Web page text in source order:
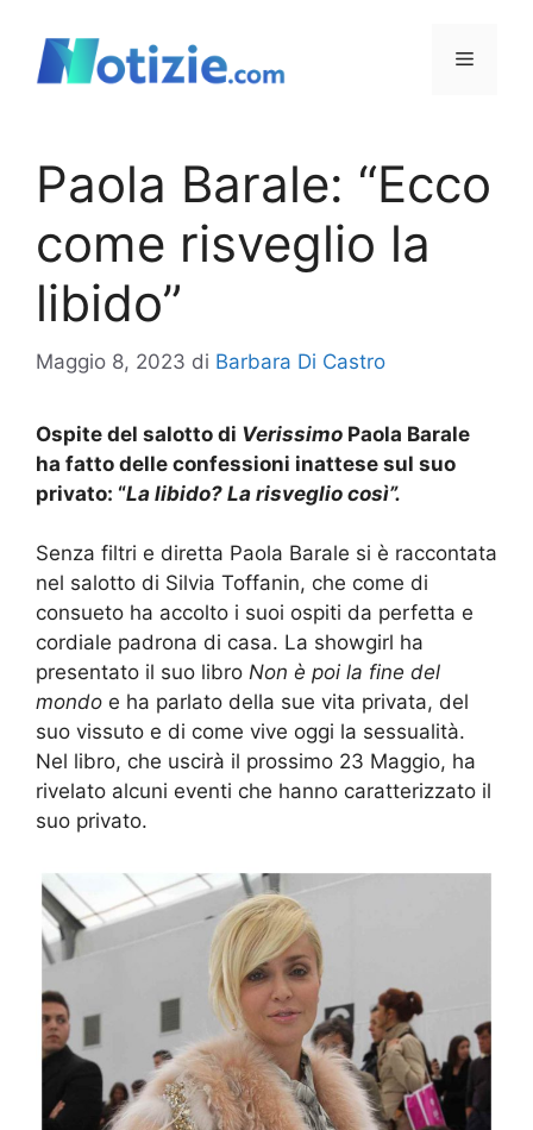
contenuto
Menu
Paola Barale: “Ecco
come risveglio la
libido”
Maggio 8, 2023 di Barbara Di Castro
Ospite del salotto di Verissimo Paola Barale
ha fatto delle confessioni inattese sul suo
privato: “La libido? La risveglio così”.
Senza filtri e diretta Paola Barale si è raccontata
nel salotto di Silvia Toffanin, che come di
consueto ha accolto i suoi ospiti da perfetta e
cordiale padrona di casa. La showgirl ha
presentato il suo libro Non è poi la fine del
mondo e ha parlato della sue vita privata, del
suo vissuto e di come vive oggi la sessualità.
Nel libro, che uscirà il prossimo 23 Maggio, ha
rivelato alcuni eventi che hanno caratterizzato il
suo privato.